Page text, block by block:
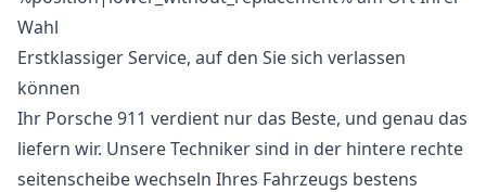
Erstklassiger Service, auf den Sie sich verlassen
können
Ihr Porsche 911 verdient nur das Beste, und genau das
liefern wir. Unsere Techniker sind in der hintere rechte
seitenscheibe wechseln Ihres Fahrzeugs bestens